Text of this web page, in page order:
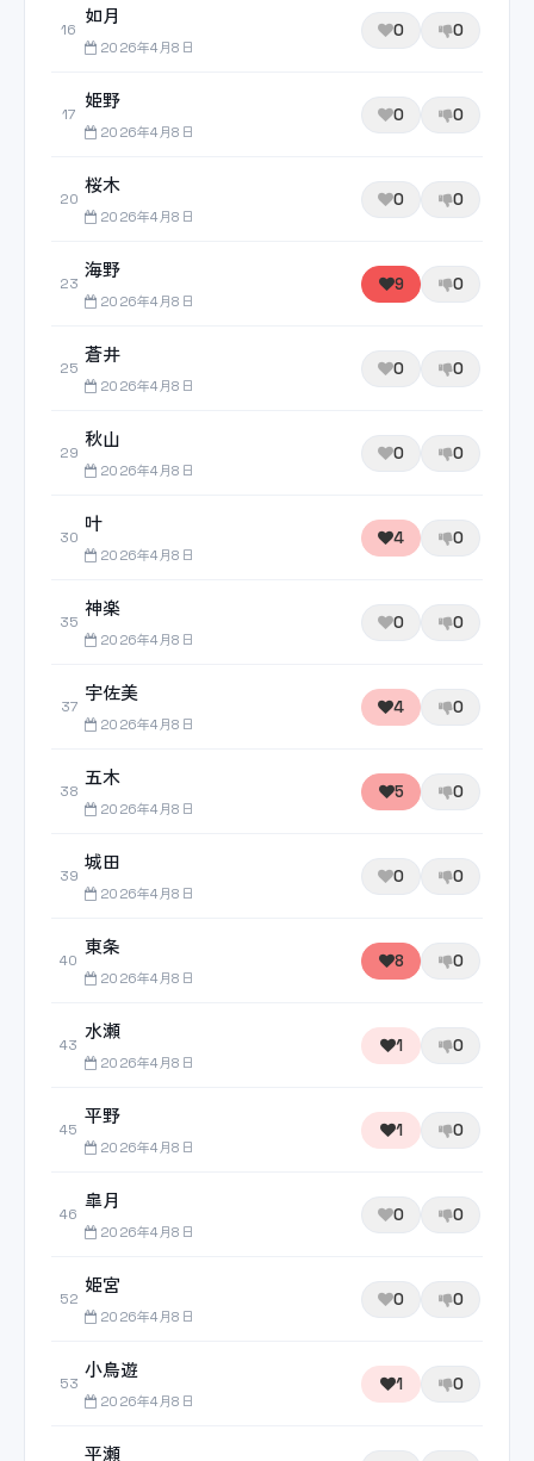
16
如月
2026年4月8日
0 0
17
姫野
2026年4月8日
0 0
20
桜木
2026年4月8日
0 0
23
海野
2026年4月8日
9 0
25
蒼井
2026年4月8日
0 0
29
秋山
2026年4月8日
0 0
30
叶
2026年4月8日
4 0
35
神楽
2026年4月8日
0 0
37
宇佐美
2026年4月8日
4 0
38
五木
2026年4月8日
5 0
39
城田
2026年4月8日
0 0
40
東条
2026年4月8日
8 0
43
水瀬
2026年4月8日
1 0
45
平野
2026年4月8日
1 0
46
皐月
2026年4月8日
0 0
52
姫宮
2026年4月8日
0 0
53
小鳥遊
2026年4月8日
1 0
平瀬